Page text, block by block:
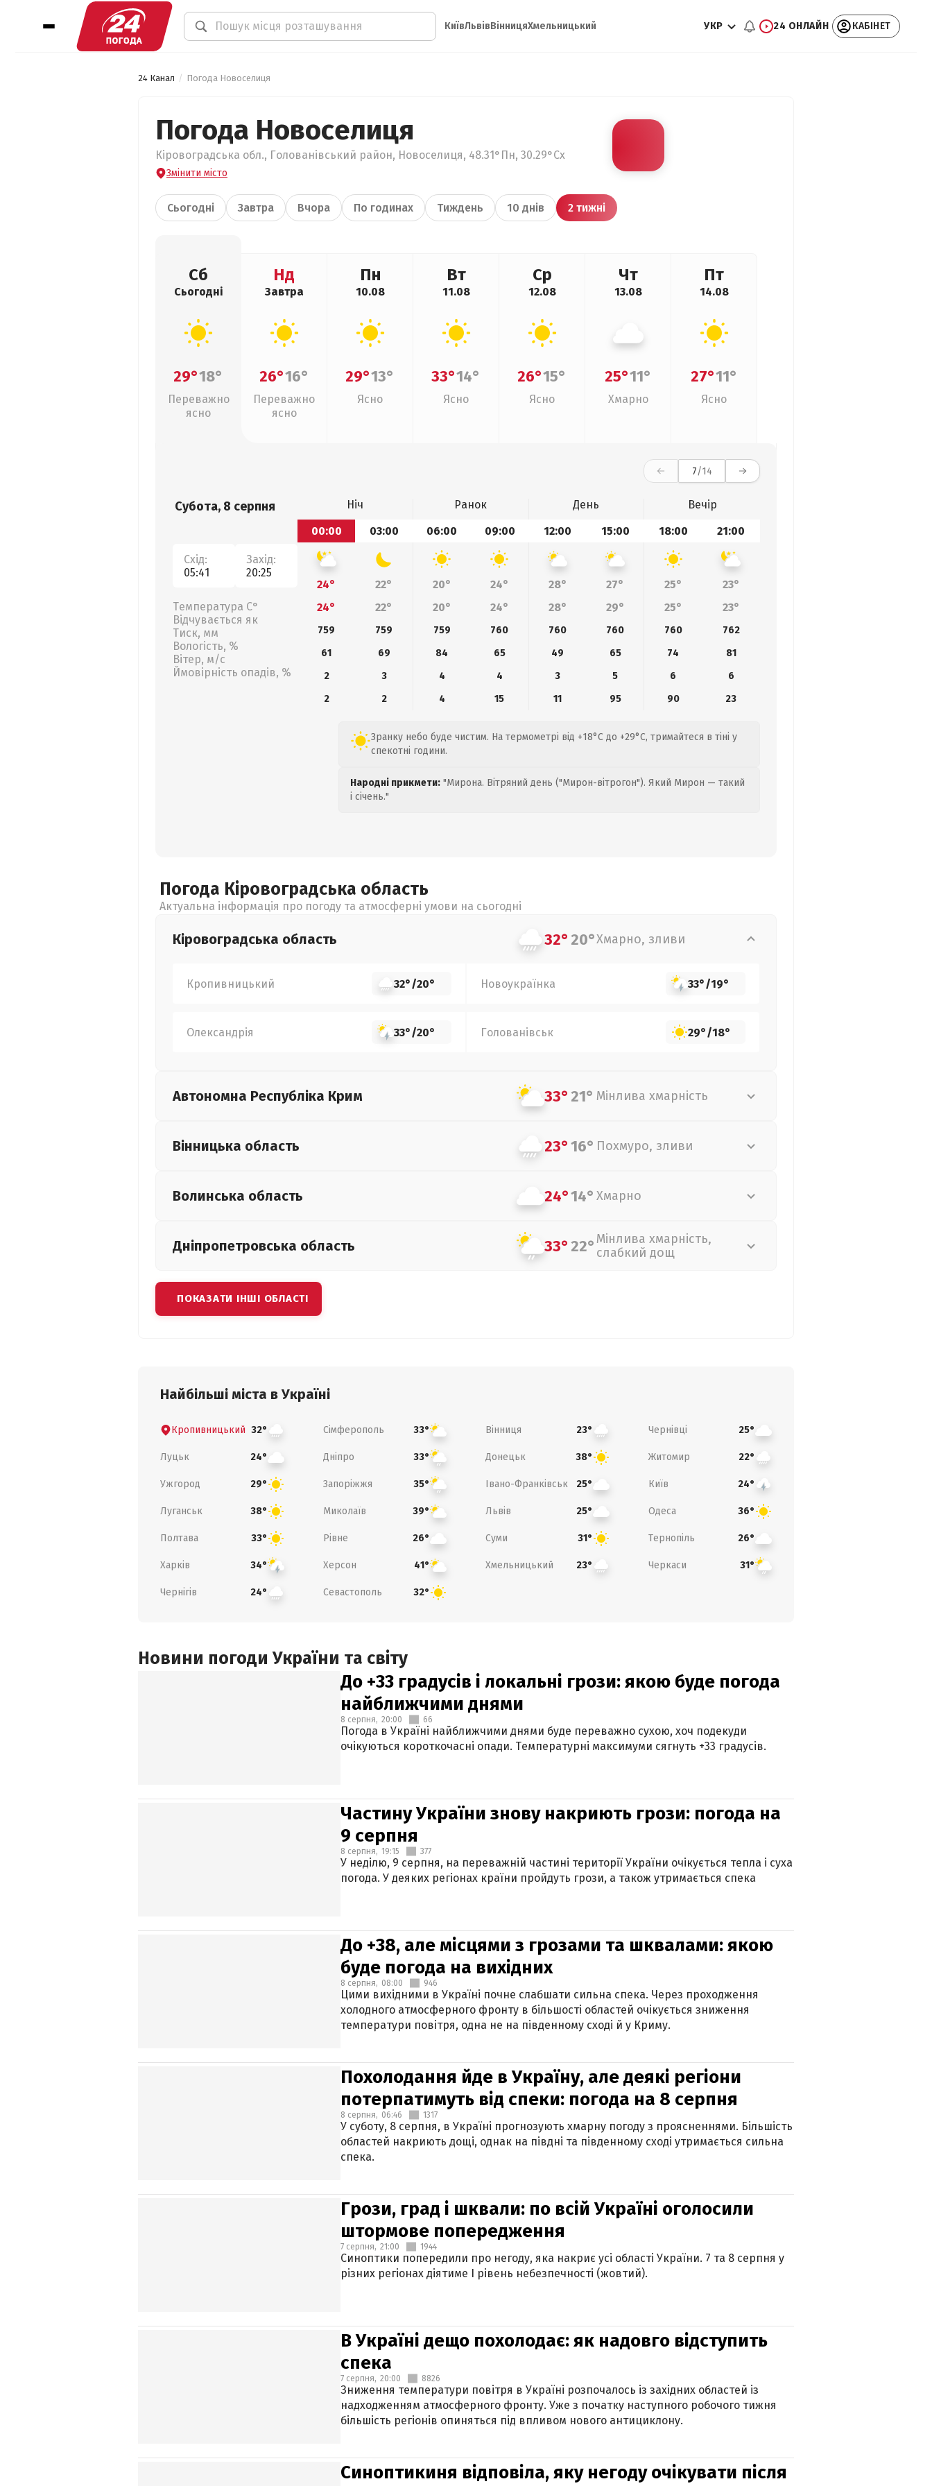
КиївЛьвівВінницяХмельницький УКР 24 ОНЛАЙН КАБІНЕТ
24 Канал Погода Новоселиця
Погода Новоселиця
Кіровоградська обл., Голованівський район, Новоселиця, 48.31°Пн, 30.29°Сх
Змінити місто
Сьогодні Завтра Вчора По годинах Тиждень 10 днів 2 тижні
Сб
Сьогодні
29°18°
Переважно
ясно
Нд
Завтра
26°16°
Переважно
ясно
Пн
10.08
29°13°
Ясно
Вт
11.08
33°14°
Ясно
Ср
12.08
26°15°
Ясно
Чт
13.08
25°11°
Хмарно
Пт
14.08
27°11°
Ясно
7/14
Субота, 8 серпня
Схід:
05:41
Захід:
20:25
Температура С°
Відчувається як
Тиск, мм
Вологість, %
Вітер, м/с
Ймовірність опадів, %
Ніч Ранок День
Вечір
00:00
03:00 06:00 09:00 12:00 15:00 18:00 21:00
24° 22° 20° 24° 28° 27° 25°
23°
24°
22° 20° 24° 28° 29° 25° 23°
759 759 759 760 760 760 760
762
61
69 84 65 49 65 74
81
2
3 4 4 3 5 6
6
2
2 4 15 11 95 90 23
Зранку небо буде чистим. На термометрі від +18°C до +29°C, тримайтеся в тіні у
спекотні години.
Народні прикмети: "Мирона. Вітряний день ("Мирон-вітрогон"). Який Мирон — такий
і січень."
Погода Кіровоградська область
Актуальна інформація про погоду та атмосферні умови на сьогодні
Кіровоградська область 32°20°Хмарно, зливи
Кропивницький 32°/20° Новоукраїнка 33°/19°
Олександрія 33°/20° Голованівськ 29°/18°
Автономна Республіка Крим 33°21° Мінлива хмарність
Вінницька область 23°16° Похмуро, зливи
Волинська область 24°14° Хмарно
Дніпропетровська область 33°22°Мінлива хмарність,
слабкий дощ
ПОКАЗАТИ ІНШІ ОБЛАСТІ
Найбільші міста в Україні
Кропивницький 32° Сімферополь 33° Вінниця 23° Чернівці 25°
Луцьк 24° Дніпро 33° Донецьк 38° Житомир 22°
Ужгород 29° Запоріжжя 35° Івано-Франківськ 25° Київ 24°
Луганськ 38° Миколаїв 39° Львів 25° Одеса 36°
Полтава 33° Рівне 26° Суми 31° Тернопіль 26°
Харків 34° Херсон 41° Хмельницький 23° Черкаси 31°
Чернігів 24° Севастополь 32°
Новини погоди України та світу
До +33 градусів і локальні грози: якою буде погода
найближчими днями
8 серпня, 20:00 66
Погода в Україні найближчими днями буде переважно сухою, хоч подекуди
очікуються короткочасні опади. Температурні максимуми сягнуть +33 градусів.
Частину України знову накриють грози: погода на
9 серпня
8 серпня, 19:15 377
У неділю, 9 серпня, на переважній частині території України очікується тепла і суха
погода. У деяких регіонах країни пройдуть грози, а також утримається спека
До +38, але місцями з грозами та шквалами: якою
буде погода на вихідних
8 серпня, 08:00 946
Цими вихідними в Україні почне слабшати сильна спека. Через проходження
холодного атмосферного фронту в більшості областей очікується зниження
температури повітря, одна не на південному сході й у Криму.
Похолодання йде в Україну, але деякі регіони
потерпатимуть від спеки: погода на 8 серпня
8 серпня, 06:46 1317
У суботу, 8 серпня, в Україні прогнозують хмарну погоду з проясненнями. Більшість
областей накриють дощі, однак на півдні та південному сході утримається сильна
спека.
Грози, град і шквали: по всій Україні оголосили
штормове попередження
7 серпня, 21:00 1944
Синоптики попередили про негоду, яка накриє усі області України. 7 та 8 серпня у
різних регіонах діятиме І рівень небезпечності (жовтий).
В Україні дещо похолодає: як надовго відступить
спека
7 серпня, 20:00 8826
Зниження температури повітря в Україні розпочалось із західних областей із
надходженням атмосферного фронту. Уже з початку наступного робочого тижня
більшість регіонів опиняться під впливом нового антициклону.
Синоптикиня відповіла, яку негоду очікувати після